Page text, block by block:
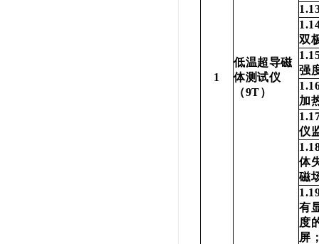
1
低温超导磁
体测试仪
（9T）
双
强
加
仪
体
磁
有
度
屏